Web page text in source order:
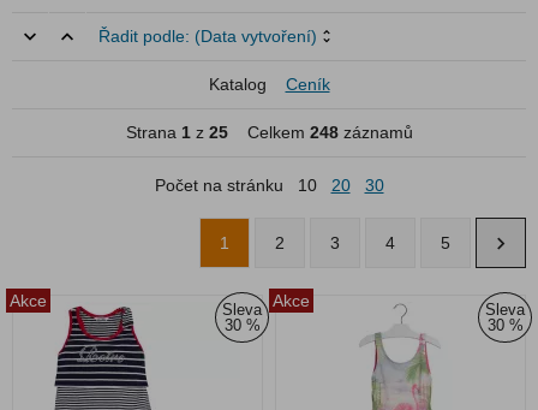
Řadit podle: (Data vytvoření)
Katalog Ceník
Strana 1z 25Celkem 248záznamů
Počet na stránku 10 20 30
1 2 3 4 5
Akce
Sleva
30 %
Akce
Sleva
30 %